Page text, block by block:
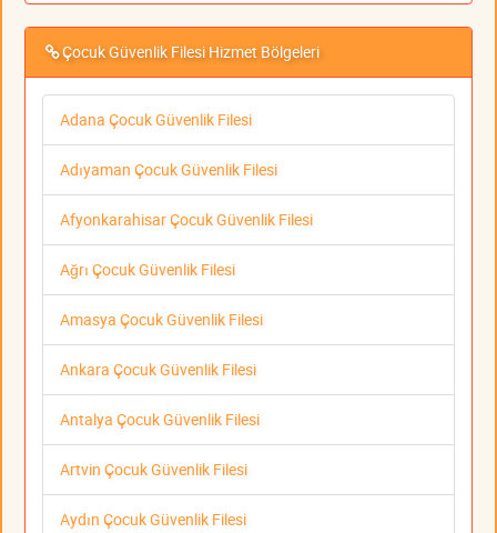
Çocuk Güvenlik Filesi Hizmet Bölgeleri
Adana Çocuk Güvenlik Filesi
Adıyaman Çocuk Güvenlik Filesi
Afyonkarahisar Çocuk Güvenlik Filesi
Ağrı Çocuk Güvenlik Filesi
Amasya Çocuk Güvenlik Filesi
Ankara Çocuk Güvenlik Filesi
Antalya Çocuk Güvenlik Filesi
Artvin Çocuk Güvenlik Filesi
Aydın Çocuk Güvenlik Filesi